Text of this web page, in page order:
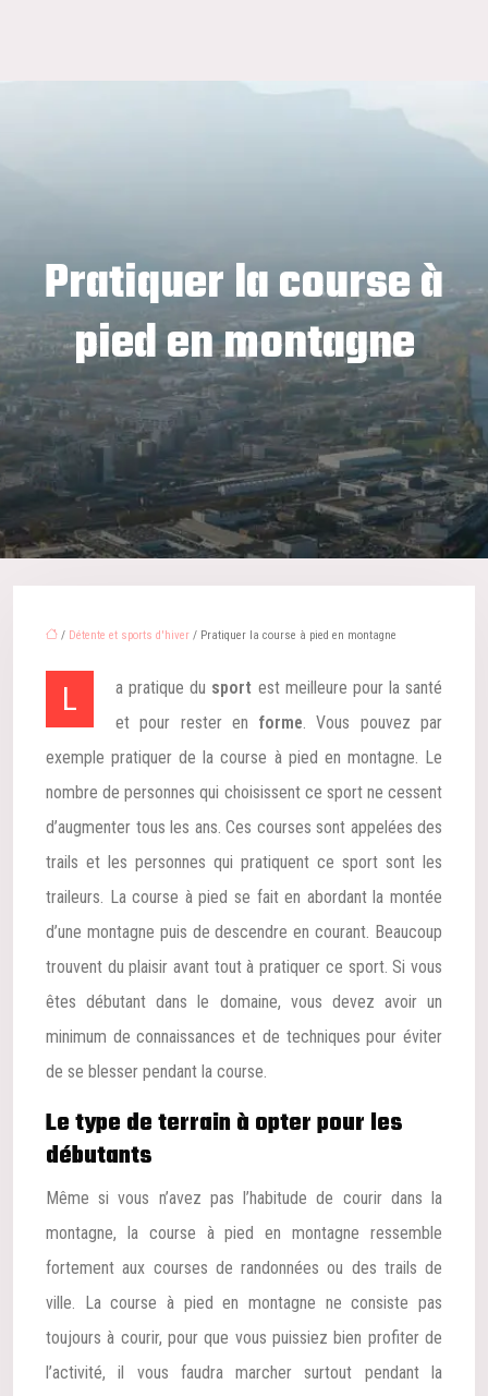
Pratiquer la course à
pied en montagne
/ Détente et sports d'hiver / Pratiquer la course à pied en montagne
La pratique du sport est meilleure pour la santé
et pour rester en forme. Vous pouvez par
exemple pratiquer de la course à pied en montagne. Le
nombre de personnes qui choisissent ce sport ne cessent
d’augmenter tous les ans. Ces courses sont appelées des
trails et les personnes qui pratiquent ce sport sont les
traileurs. La course à pied se fait en abordant la montée
d’une montagne puis de descendre en courant. Beaucoup
trouvent du plaisir avant tout à pratiquer ce sport. Si vous
êtes débutant dans le domaine, vous devez avoir un
minimum de connaissances et de techniques pour éviter
de se blesser pendant la course.
Le type de terrain à opter pour les
débutants
Même si vous n’avez pas l’habitude de courir dans la
montagne, la course à pied en montagne ressemble
fortement aux courses de randonnées ou des trails de
ville. La course à pied en montagne ne consiste pas
toujours à courir, pour que vous puissiez bien profiter de
l’activité, il vous faudra marcher surtout pendant la